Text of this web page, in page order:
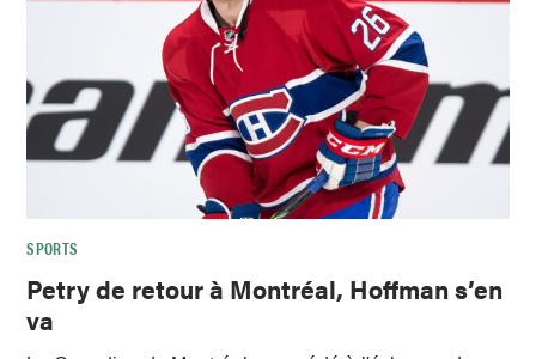
SPORTS
Petry de retour à Montréal, Hoffman s’en
va